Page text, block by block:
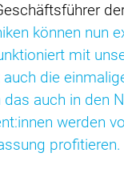
der
können nun
mit
die
auch in den
werden